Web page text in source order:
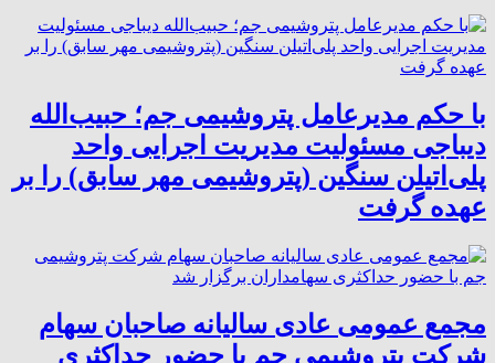
با حکم مدیرعامل پتروشیمی جم؛ حبیب‌الله
دیباجی مسئولیت مدیریت اجرایی واحد
پلی‌اتیلن سنگین (پتروشیمی مهر سابق) را بر
عهده گرفت
مجمع عمومی عادی سالیانه صاحبان سهام
شرکت پتروشیمی جم با حضور حداکثری